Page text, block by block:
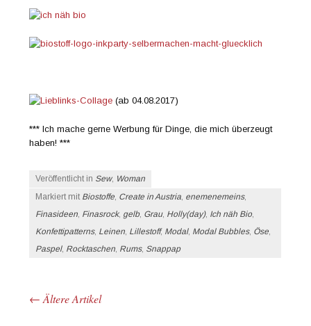
(ab 04.08.2017)
*** Ich mache gerne Werbung für Dinge, die mich überzeugt
haben! ***
Veröffentlicht in Sew, Woman
Markiert mit Biostoffe Create in Austria enemenemeins,
Finasideen Finasrock, gelb, Grau, Holly(day), Ich näh Bio
Konfettipatterns, Leinen Lillestoff, Modal, Modal Bubbles, Öse
Paspel, Rocktaschen Rums, Snappap
←Ältere Artikel